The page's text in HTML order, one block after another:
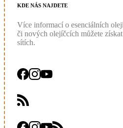
KDE NÁS NAJDETE
Více informací o esenciálních
či nových olejíčcích můžete
sítích.